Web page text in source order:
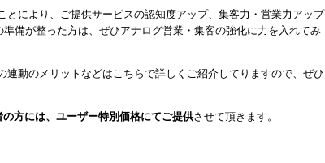
とにより、ご提供サービスの認知度アップ、集客力・営業力アップ
備が整った方は、ぜひアナログ営業・集客の強化に力を入れてみ
連動のメリットなどはこちらで詳しくご紹介してりますので、ぜひ
方には、ユーザー特別価格にてご提供させて頂きます。